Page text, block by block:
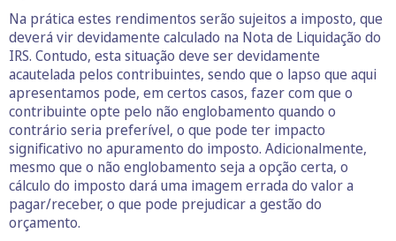
Na prática estes rendimentos serão sujeitos a imposto, que
deverá vir devidamente calculado na Nota de Liquidação do
IRS. Contudo, esta situação deve ser devidamente
acautelada pelos contribuintes, sendo que o lapso que aqui
apresentamos pode, em certos casos, fazer com que o
contribuinte opte pelo não englobamento quando o
contrário seria preferível, o que pode ter impacto
significativo no apuramento do imposto. Adicionalmente,
mesmo que o não englobamento seja a opção certa, o
cálculo do imposto dará uma imagem errada do valor a
pagar/receber, o que pode prejudicar a gestão do
orçamento.